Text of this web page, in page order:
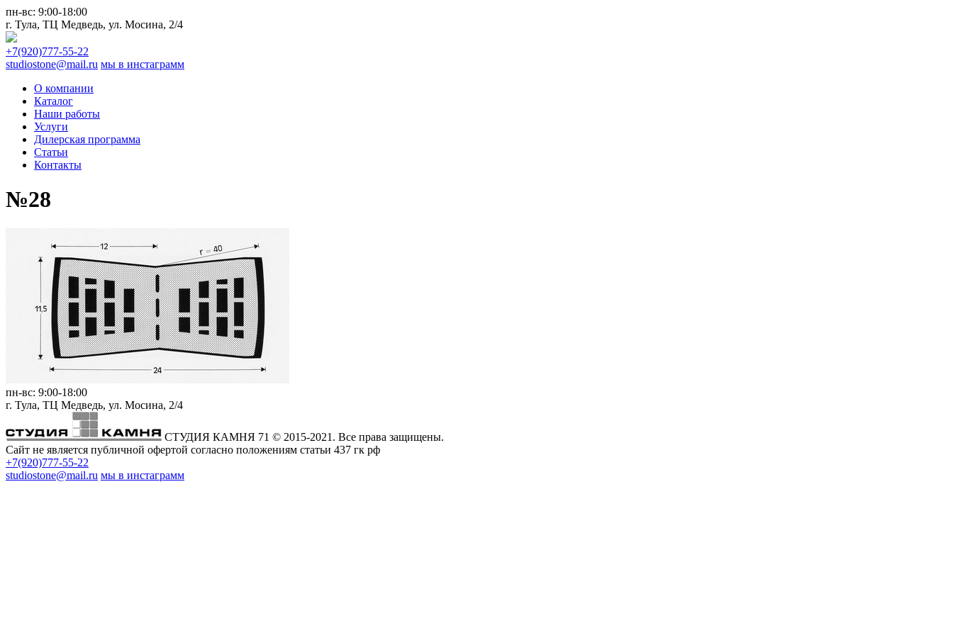
пн-вс: 9:00-18:00
г. Тула, ТЦ Медведь, ул. Мосина, 2/4
+7(920)777-55-22
studiostone@mail.ru мы в инстаграмм
О компании
Каталог
Наши работы
Услуги
Дилерская программа
Статьи
Контакты
№28
пн-вс: 9:00-18:00
г. Тула, ТЦ Медведь, ул. Мосина, 2/4
СТУДИЯ КАМНЯ 71 © 2015-2021. Все права защищены.
Сайт не является публичной офертой согласно положениям статьи 437 гк рф
+7(920)777-55-22
studiostone@mail.ru мы в инстаграмм